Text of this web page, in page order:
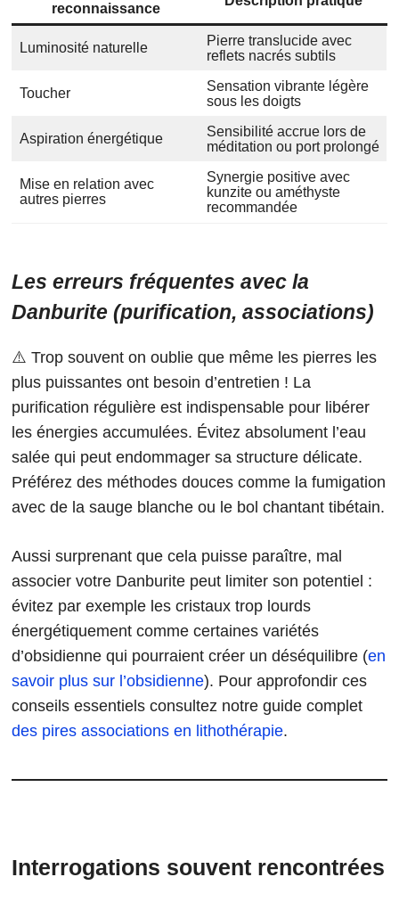
reconnaissance
Luminosité naturelle
Pierre translucide avec
reflets nacrés subtils
Toucher
Sensation vibrante légère
sous les doigts
Aspiration énergétique
Sensibilité accrue lors de
méditation ou port prolongé
Mise en relation avec
autres pierres
Synergie positive avec
kunzite ou améthyste
recommandée
Les erreurs fréquentes avec la
Danburite (purification, associations)
⚠️ Trop souvent on oublie que même les pierres les
plus puissantes ont besoin d’entretien ! La
purification régulière est indispensable pour libérer
les énergies accumulées. Évitez absolument l’eau
salée qui peut endommager sa structure délicate.
Préférez des méthodes douces comme la fumigation
avec de la sauge blanche ou le bol chantant tibétain.
Aussi surprenant que cela puisse paraître, mal
associer votre Danburite peut limiter son potentiel :
évitez par exemple les cristaux trop lourds
énergétiquement comme certaines variétés
d’obsidienne qui pourraient créer un déséquilibre (en
savoir plus sur l’obsidienne). Pour approfondir ces
conseils essentiels consultez notre guide complet
des pires associations en lithothérapie.
Interrogations souvent rencontrées